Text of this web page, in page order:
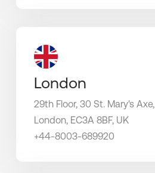
London
29th Floor, 30 St. Mary's Axe,
London, EC3A 8BF, UK
+44-8003-689920